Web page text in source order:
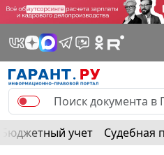
Бюджетный учет Судебная